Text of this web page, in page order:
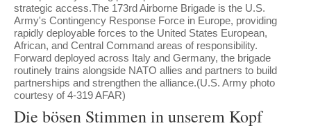
strategic access.The 173rd Airborne Brigade is the U.S.
Army's Contingency Response Force in Europe, providing
rapidly deployable forces to the United States European,
African, and Central Command areas of responsibility.
Forward deployed across Italy and Germany, the brigade
routinely trains alongside NATO allies and partners to build
partnerships and strengthen the alliance.(U.S. Army photo
courtesy of 4-319 AFAR)
Die bösen Stimmen in unserem Kopf